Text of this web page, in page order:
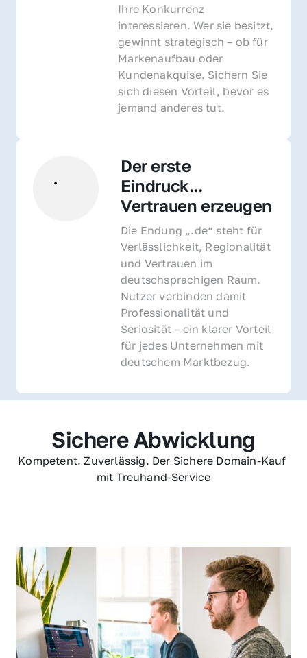
Ihre Konkurrenz
interessieren. Wer sie besitzt,
gewinnt strategisch – ob für
Markenaufbau oder
Kundenakquise. Sichern Sie
sich diesen Vorteil, bevor es
jemand anderes tut.
Der erste
Eindruck...
Vertrauen erzeugen
Die Endung „.de“ steht für
Verlässlichkeit, Regionalität
und Vertrauen im
deutschsprachigen Raum.
Nutzer verbinden damit
Professionalität und
Seriosität – ein klarer Vorteil
für jedes Unternehmen mit
deutschem Marktbezug.
Sichere Abwicklung
Kompetent. Zuverlässig. Der Sichere Domain-Kauf
mit Treuhand-Service